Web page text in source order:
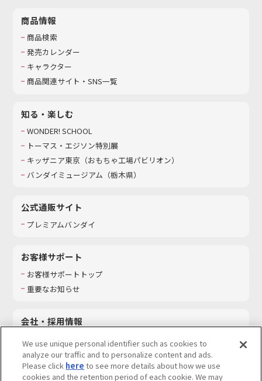
商品情報
商品検索
発売カレンダー
キャラクター
商品関連サイト・SNS一覧
知る・楽しむ
WONDER! SCHOOL
トーマス・エジソン特別展
キッザニア東京（おもちゃ工場パビリオン）​
バンダイミュージアム（栃木県）
公式通販サイト
プレミアムバンダイ
お客様サポート
お客様サポートトップ
重要なお知らせ
会社・採用情報
採用情報
サステナビリティ
We use unique personal identifier such as cookies to
analyze our traffic and to personalize content and ads.
Please click here to see more details about how we use
cookies and the retention period of each cookie. We may